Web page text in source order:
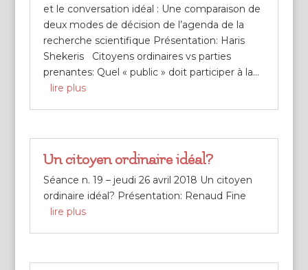
et le conversation idéal : Une comparaison de
deux modes de décision de l’agenda de la
recherche scientifique Présentation: Haris
Shekeris Citoyens ordinaires vs parties
prenantes: Quel « public » doit participer à la...
lire plus
Un citoyen ordinaire idéal?
Séance n. 19 – jeudi 26 avril 2018 Un citoyen
ordinaire idéal? Présentation: Renaud Fine
lire plus